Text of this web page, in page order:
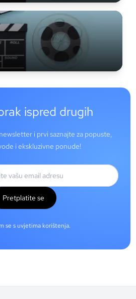
ispred drugih
i prvi saznajte za popuste,
i ekskluzivne ponude!
Pretplatite se
se s uvjetima korištenja.